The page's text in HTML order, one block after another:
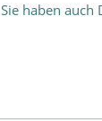
Sie haben auch